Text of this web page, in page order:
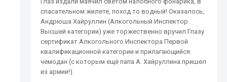
спасательном жилете, поход то водный! Оказалось,
Андрюша Хайруллин (Алкогольный Инспектор
Высшей категории) уже торжественно вручил Глазу
сертификат Алкогольного Инспектора Первой
квалификационной категории и прилагающийся
чемодан (с которым ещё папа А. Хайруллина пришел
из армии!).